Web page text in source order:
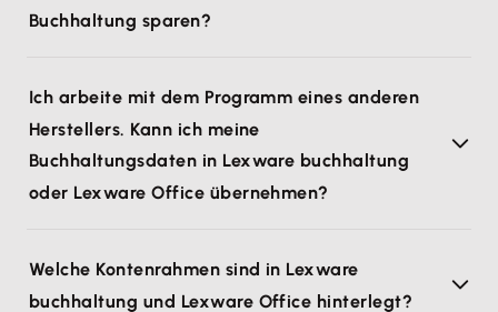
Buchhaltung sparen?
Ich arbeite mit dem Programm eines anderen
Herstellers. Kann ich meine
Buchhaltungsdaten in Lexware buchhaltung
oder Lexware Office übernehmen?
Welche Kontenrahmen sind in Lexware
buchhaltung und Lexware Office hinterlegt?